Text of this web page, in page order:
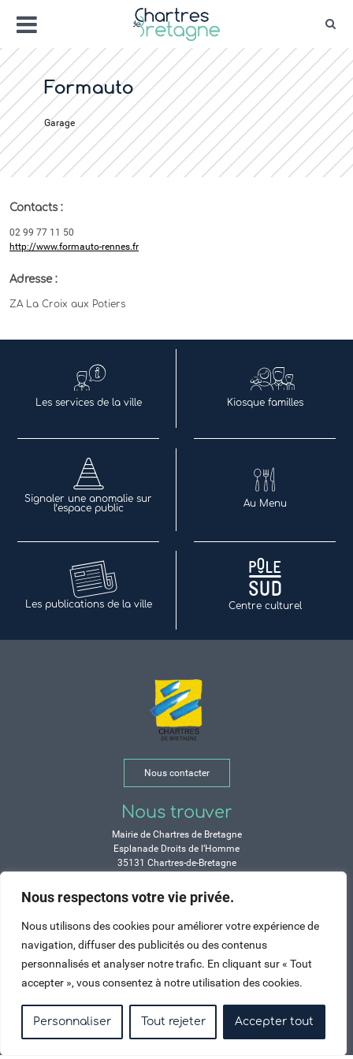
Nous respectons votre vie privée.
Nous utilisons des cookies pour améliorer votre expérience de
navigation, diffuser des publicités ou des contenus
personnalisés et analyser notre trafic. En cliquant sur « Tout
accepter », vous consentez à notre utilisation des cookies.
Personnaliser Tout rejeter Accepter tout
contenu
Menu
Bienvenue sur le site de la ville de
Ville Zéro phyto / 4 fleurs
Formauto
Garage
Contacts :
02 99 77 11 50
http://www.formauto-rennes.fr
Adresse :
ZA La Croix aux Potiers
Les services de la ville Kiosque familles
Signaler une anomalie sur
l’espace public
Au Menu
Les publications de la ville Centre culturel
Nous contacter
Nous trouver
Mairie de Chartres de Bretagne
Esplanade Droits de l’Homme
35131 Chartres-de-Bretagne
Horaires
Durant les congés d’été :
de 9h à 12h et de 14h à 17h
Jeudi : de 9h à 12h et de 15h à 17h